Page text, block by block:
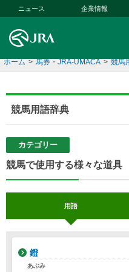
本文へ移動する
ニュース 企業情報
ホーム > 馬券・JRA-UMACA > 競馬
競馬用語辞典
カテゴリー
競馬で使用する様々な道具
用語
鐙
あぶみ